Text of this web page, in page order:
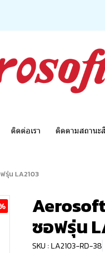
ติดต่อเรา ติดตามสถานะ
รุ่น LA2103
ซอฟรุ่น
SKU : LA2103-RD-38